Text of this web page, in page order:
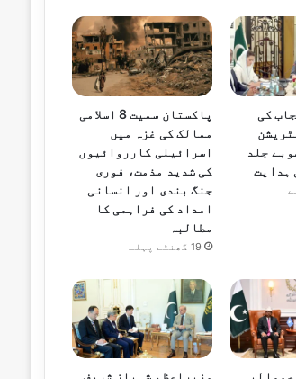
کی
جلد
ہدایت
پاکستان سمیت 8 اسلامی
ممالک کی غزہ میں
اسرائیلی کارروائیوں
کی شدید مذمت، فوری
جنگ بندی اور انسانی
امداد کی فراہمی کا
مطالبہ
19 گھنٹے پہلے